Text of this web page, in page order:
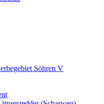
Söhren V